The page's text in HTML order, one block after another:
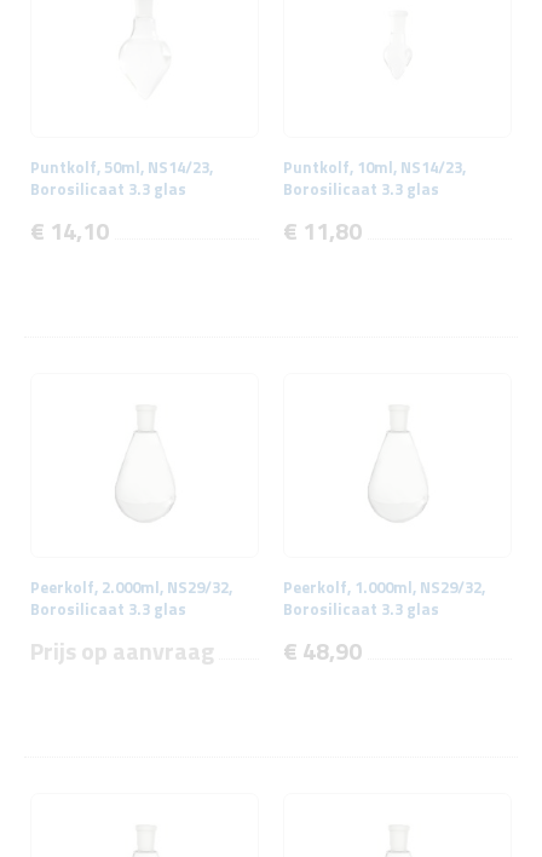
Puntkolf, 50ml, NS14/23,
Borosilicaat 3.3 glas
€ 14,10
Puntkolf, 10ml, NS14/23,
Borosilicaat 3.3 glas
€ 11,80
Peerkolf, 2.000ml, NS29/32,
Borosilicaat 3.3 glas
Prijs op aanvraag
Peerkolf, 1.000ml, NS29/32,
Borosilicaat 3.3 glas
€ 48,90